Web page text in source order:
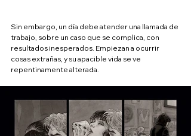
Sin embargo, un día debe atender una llamada de
trabajo, sobre un caso que se complica, con
resultados inesperados. Empiezan a ocurrir
cosas extrañas, y su apacible vida se ve
repentinamente alterada.